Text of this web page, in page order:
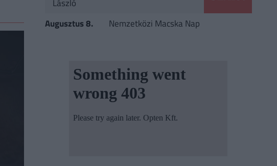
László
Augusztus 8. Nemzetközi Macska Nap